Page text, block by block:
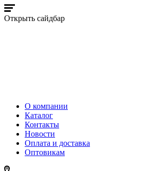
Открыть сайдбар
О компании
Каталог
Контакты
Новости
Оплата и доставка
Оптовикам